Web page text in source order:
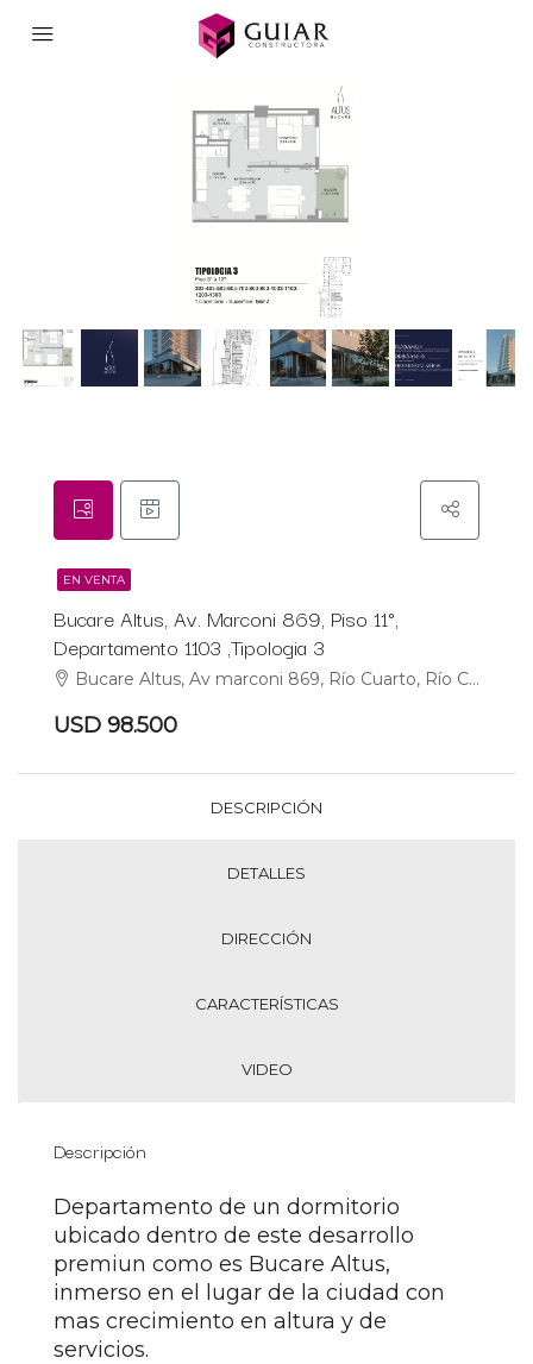
EN VENTA
Bucare Altus, Av. Marconi 869, Piso 11°,
Departamento 1103 ,Tipologia 3
Bucare Altus, Av marconi 869, Río Cuarto, Río Cuarto
USD 98.500
DESCRIPCIÓN
DETALLES
DIRECCIÓN
CARACTERÍSTICAS
VIDEO
Descripción
Departamento de un dormitorio
ubicado dentro de este desarrollo
premiun como es Bucare Altus,
inmerso en el lugar de la ciudad con
mas crecimiento en altura y de
servicios.